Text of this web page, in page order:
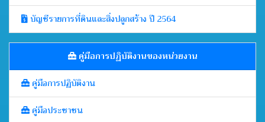
บัญชีรายการที่ดินและสิ่งปลูกสร้าง ปี 2564
คู่มือการปฏิบัติงานของหน่วยงาน
คู่มือการปฏิบัติงาน
คู่มือประชาชน